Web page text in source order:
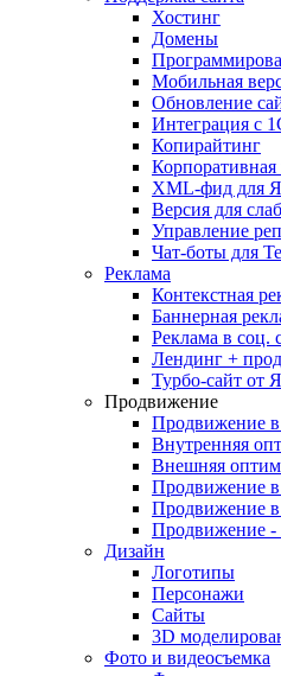
Хостинг
Домены
Мобильная
Обновление
Интеграция с
Копирайтинг
Корпоративная
XML-фид для
Версия для
Управление
Чат-боты для
Реклама
Контекстная
Баннерная
Реклама в соц.
Лендинг +
Турбо-сайт от
Продвижение
Продвижение в
Внутренняя
Внешняя
Продвижение в
Продвижение в
Продвижение -
Дизайн
Логотипы
Персонажи
Сайты
3D
Фото и видеосъемка